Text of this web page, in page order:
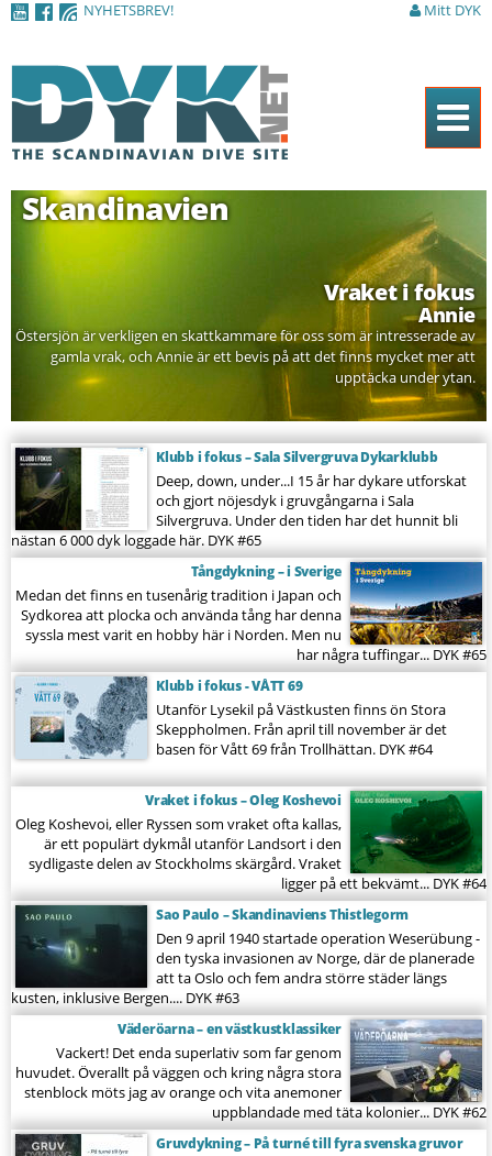
NYHETSBREV! Mitt DYK
Hem
Tidningen
Nyheter
Artiklar
DYK Guiden
Shop
Kontakt
Sök
Skandinavien
Vraket i fokus
Annie
Östersjön är verkligen en skattkammare för oss som är intresserade av
gamla vrak, och Annie är ett bevis på att det finns mycket mer att
upptäcka under ytan.
Klubb i fokus – Sala Silvergruva Dykarklubb
Deep, down, under...I 15 år har dykare utforskat
och gjort nöjesdyk i gruvgångarna i Sala
Silvergruva. Under den tiden har det hunnit bli
nästan 6 000 dyk loggade här. DYK #65
Tångdykning – i Sverige
Medan det finns en tusenårig tradition i Japan och
Sydkorea att plocka och använda tång har denna
syssla mest varit en hobby här i Norden. Men nu
har några tuffingar... DYK #65
Klubb i fokus - VÅTT 69
Utanför Lysekil på Västkusten finns ön Stora
Skeppholmen. Från april till november är det
basen för Vått 69 från Trollhättan. DYK #64
Vraket i fokus – Oleg Koshevoi
Oleg Koshevoi, eller Ryssen som vraket ofta kallas,
är ett populärt dykmål utanför Landsort i den
sydligaste delen av Stockholms skärgård. Vraket
ligger på ett bekvämt... DYK #64
Sao Paulo – Skandinaviens Thistlegorm
Den 9 april 1940 startade operation Weserübung -
den tyska invasionen av Norge, där de planerade
att ta Oslo och fem andra större städer längs
kusten, inklusive Bergen.... DYK #63
Väderöarna – en västkustklassiker
Vackert! Det enda superlativ som far genom
huvudet. Överallt på väggen och kring några stora
stenblock möts jag av orange och vita anemoner
uppblandade med täta kolonier... DYK #62
Gruvdykning – På turné till fyra svenska gruvor